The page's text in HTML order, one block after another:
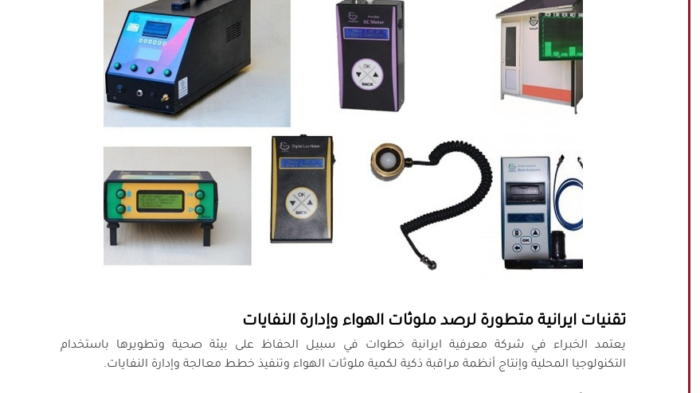
تقنيات ايرانية متطورة لرصد ملوثات الهواء وإدارة النفايات
يعتمد الخبراء في شركة معرفية ايرانية خطوات في سبيل الحفاظ على بيئة صحية وتطويرها باستخدام
التكنولوجيا المحلية وإنتاج أنظمة مراقبة ذكية لكمية ملوثات الهواء وتنفيذ خطط معالجة وإدارة النفايات.